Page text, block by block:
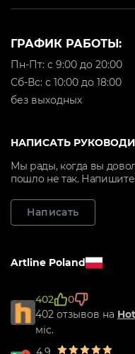
ГРАФИК РАБОТЫ:
Пн-Пт: с 9:00 до 20:00
Cб-Вс: с 10:00 до 18:00
без выходных
НАПИСАТЬ
Мы рады, когда вы
пошло не так.
Написать
Artline Poland
402
0
402 отзывов на
міс.